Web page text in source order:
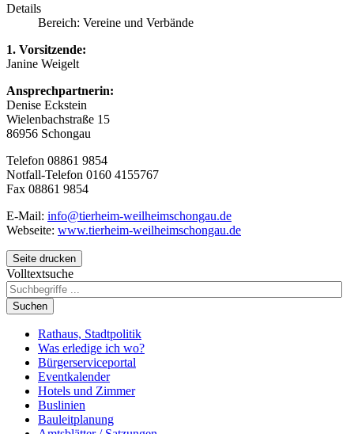
Details
Bereich: Vereine und Verbände
1. Vorsitzende:
Janine Weigelt
Ansprechpartnerin:
Denise Eckstein
Wielenbachstraße 15
86956 Schongau
Telefon 08861 9854
Notfall-Telefon 0160 4155767
Fax 08861 9854
E-Mail: info@tierheim-weilheimschongau.de
Webseite: www.tierheim-weilheimschongau.de
Seite drucken
Volltextsuche
Suchen
Rathaus, Stadtpolitik
Was erledige ich wo?
Bürgerserviceportal
Eventkalender
Hotels und Zimmer
Buslinien
Bauleitplanung